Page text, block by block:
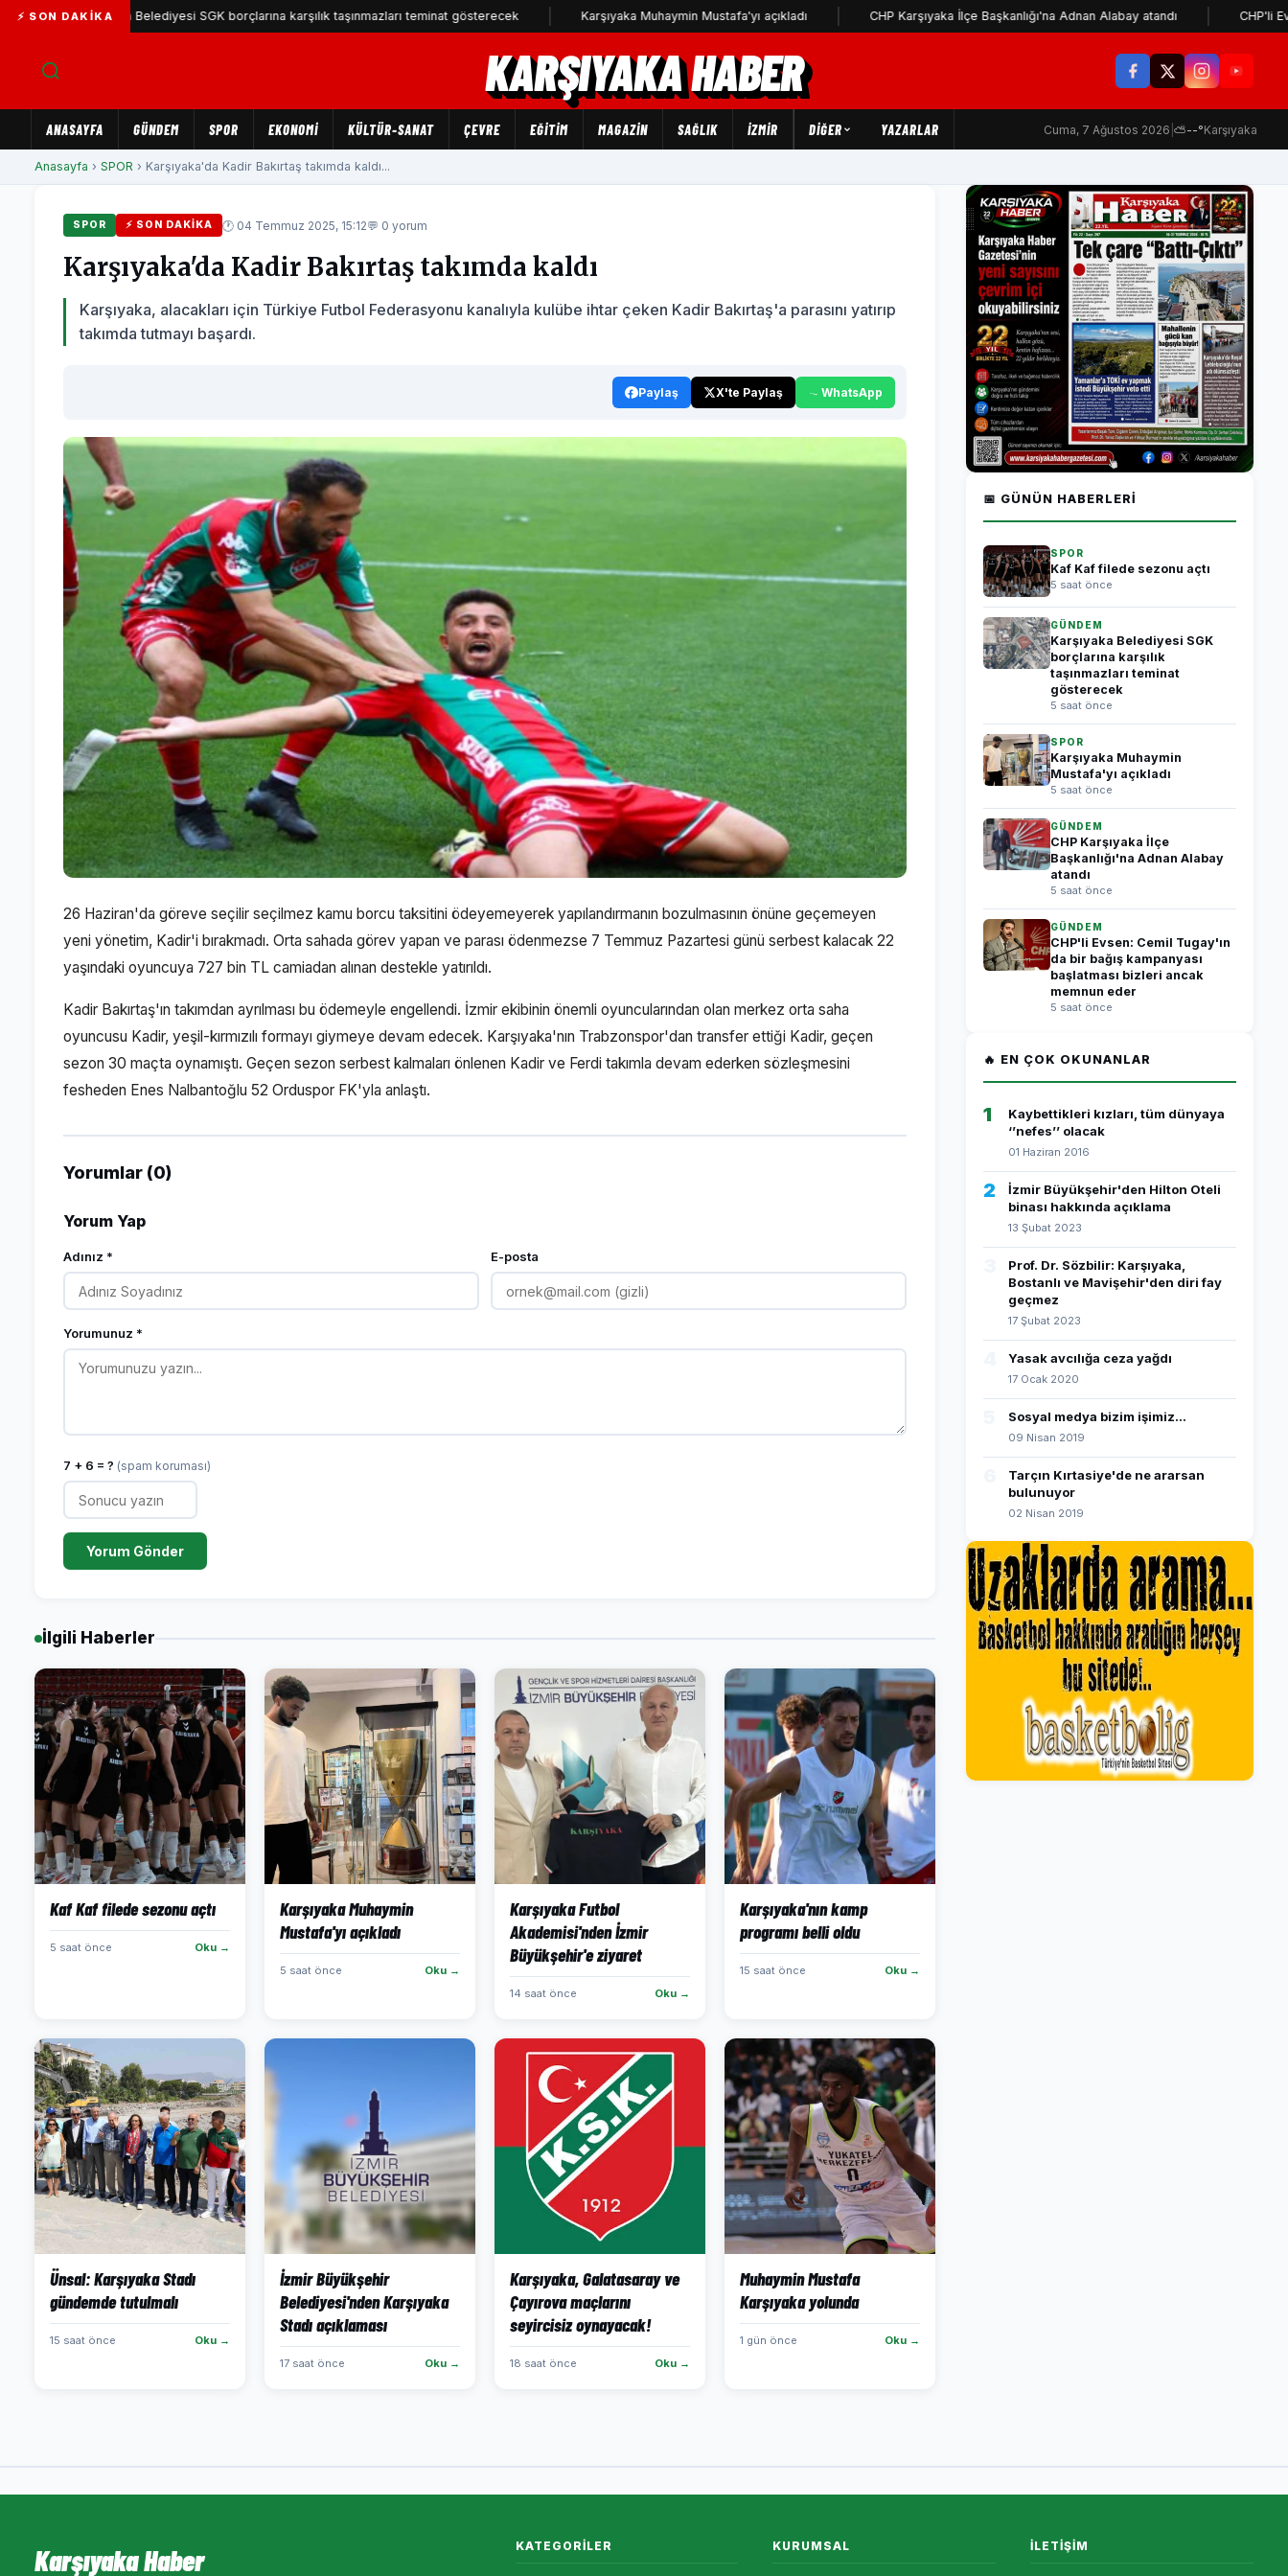
⚡ SON DAKIKA
Karşıyaka Belediyesi SGK borçlarına karşılık taşınmazları teminat gösterecek Karşıyaka Muhaymin Mustafa'yı açıkladı CHP Karşıyaka İlçe Başkanlığı'na Adnan Alabay atandı CHP'li Evsen:
KARŞIYAKA HABER
ANASAYFA GÜNDEM SPOR EKONOMİ KÜLTÜR-SANAT ÇEVRE EĞİTİM MAGAZİN SAĞLIK İZMİR DIĞER YAZARLAR Cuma, 7 Ağustos 2026 ⛅--°Karşıyaka
Anasayfa › SPOR › Karşıyaka'da Kadir Bakırtaş takımda kaldı...
SPOR ⚡ SON DAKIKA 🕐 04 Temmuz 2025, 15:12💬 0 yorum
Karşıyaka'da Kadir Bakırtaş takımda kaldı
Karşıyaka, alacakları için Türkiye Futbol Federasyonu kanalıyla kulübe ihtar çeken Kadir Bakırtaş'a parasını yatırıp
takımda tutmayı başardı.
Paylaş X'te Paylaş WhatsApp
26 Haziran'da göreve seçilir seçilmez kamu borcu taksitini ödeyemeyerek yapılandırmanın bozulmasının önüne geçemeyen
yeni yönetim, Kadir'i bırakmadı. Orta sahada görev yapan ve parası ödenmezse 7 Temmuz Pazartesi günü serbest kalacak 22
yaşındaki oyuncuya 727 bin TL camiadan alınan destekle yatırıldı.
Kadir Bakırtaş'ın takımdan ayrılması bu ödemeyle engellendi. İzmir ekibinin önemli oyuncularından olan merkez orta saha
oyuncusu Kadir, yeşil-kırmızılı formayı giymeye devam edecek. Karşıyaka'nın Trabzonspor'dan transfer ettiği Kadir, geçen
sezon 30 maçta oynamıştı. Geçen sezon serbest kalmaları önlenen Kadir ve Ferdi takımla devam ederken sözleşmesini
fesheden Enes Nalbantoğlu 52 Orduspor FK'yla anlaştı.
Yorumlar (0)
Yorum Yap
Adınız * E-posta
Yorumunuz *
7 + 6 = ? (spam koruması)
Yorum Gönder
İlgili Haberler
Kaf Kaf filede sezonu açtı
5 saat önce Oku →
Karşıyaka Muhaymin
Mustafa'yı açıkladı
5 saat önce Oku →
Karşıyaka Futbol
Akademisi'nden İzmir
Büyükşehir'e ziyaret
14 saat önce Oku →
Karşıyaka'nın kamp
programı belli oldu
15 saat önce Oku →
Ünsal: Karşıyaka Stadı
gündemde tutulmalı
15 saat önce Oku →
İzmir Büyükşehir
Belediyesi'nden Karşıyaka
Stadı açıklaması
17 saat önce Oku →
Karşıyaka, Galatasaray ve
Çayırova maçlarını
seyircisiz oynayacak!
18 saat önce Oku →
Muhaymin Mustafa
Karşıyaka yolunda
1 gün önce Oku →
📅 GÜNÜN HABERLERI
SPOR
Kaf Kaf filede sezonu açtı
5 saat önce
GÜNDEM
Karşıyaka Belediyesi SGK
borçlarına karşılık
taşınmazları teminat
gösterecek
5 saat önce
SPOR
Karşıyaka Muhaymin
Mustafa'yı açıkladı
5 saat önce
GÜNDEM
CHP Karşıyaka İlçe
Başkanlığı'na Adnan Alabay
atandı
5 saat önce
GÜNDEM
CHP'li Evsen: Cemil Tugay'ın
da bir bağış kampanyası
başlatması bizleri ancak
memnun eder
5 saat önce
🔥 EN ÇOK OKUNANLAR
1
Kaybettikleri kızları, tüm dünyaya
‘’nefes’’ olacak
01 Haziran 2016
2
İzmir Büyükşehir'den Hilton Oteli
binası hakkında açıklama
13 Şubat 2023
Prof. Dr. Sözbilir: Karşıyaka,
Bostanlı ve Mavişehir'den diri fay
geçmez
17 Şubat 2023
Yasak avcılığa ceza yağdı
17 Ocak 2020
Sosyal medya bizim işimiz...
09 Nisan 2019
Tarçın Kırtasiye'de ne ararsan
bulunuyor
02 Nisan 2019
Karşıyaka Haber KATEGORILER KURUMSAL İLETIŞIM